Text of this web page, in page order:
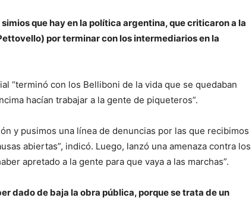
que hay en la política argentina, que criticaron a la
por terminar con los intermediarios en la
“terminó con los Belliboni de la vida que se quedaban
hacían trabajar a la gente de piqueteros”.
y pusimos una línea de denuncias por las que recibimos
abiertas”, indicó. Luego, lanzó una amenaza contra los
apretado a la gente para que vaya a las marchas”.
dado de baja la obra pública, porque se trata de un